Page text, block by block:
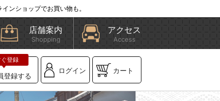
ンショップでお買い物も。
店舗案内
Shopping
アクセス
Access
登録する
ログイン カート